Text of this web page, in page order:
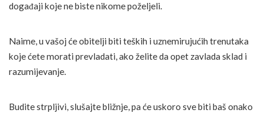
događaji koje ne biste nikome poželjeli.
Naime, u vašoj će obitelji biti teških i uznemirujućih trenutaka
koje ćete morati prevladati, ako želite da opet zavlada sklad i
razumijevanje.
Budite strpljivi, slušajte bližnje, pa će uskoro sve biti baš onako